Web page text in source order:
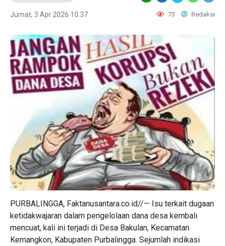
Jumat, 3 Apr 2026 10:37 73 Redaksi
PURBALINGGA, Faktanusantara.co.id//— Isu terkait dugaan
ketidakwajaran dalam pengelolaan dana desa kembali
mencuat, kali ini terjadi di Desa Bakulan, Kecamatan
Kemangkon, Kabupaten Purbalingga. Sejumlah indikasi